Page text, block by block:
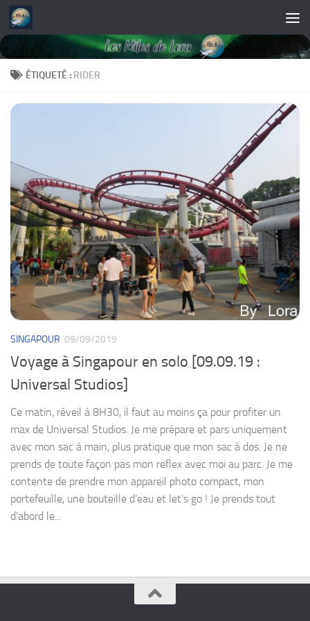
Skip to content
ÉTIQUETÉ : RIDER
SINGAPOUR 09/09/2019
Voyage à Singapour en solo [09.09.19 :
Universal Studios]
Ce matin, réveil à 8H30, il faut au moins ça pour profiter un
max de Universal Studios. Je me prépare et pars uniquement
avec mon sac à main, plus pratique que mon sac à dos. Je ne
prends de toute façon pas mon reflex avec moi au parc. Je me
contente de prendre mon appareil photo compact, mon
portefeuille, une bouteille d’eau et let’s go ! Je prends tout
d’abord le...